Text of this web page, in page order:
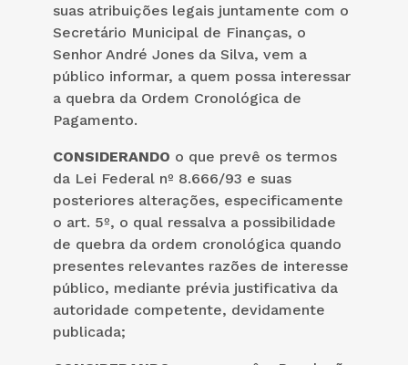
suas atribuições legais juntamente com o
Secretário Municipal de Finanças, o
Senhor André Jones da Silva, vem a
público informar, a quem possa interessar
a quebra da Ordem Cronológica de
Pagamento.
CONSIDERANDO o que prevê os termos
da Lei Federal nº 8.666/93 e suas
posteriores alterações, especificamente
o art. 5º, o qual ressalva a possibilidade
de quebra da ordem cronológica quando
presentes relevantes razões de interesse
público, mediante prévia justificativa da
autoridade competente, devidamente
publicada;